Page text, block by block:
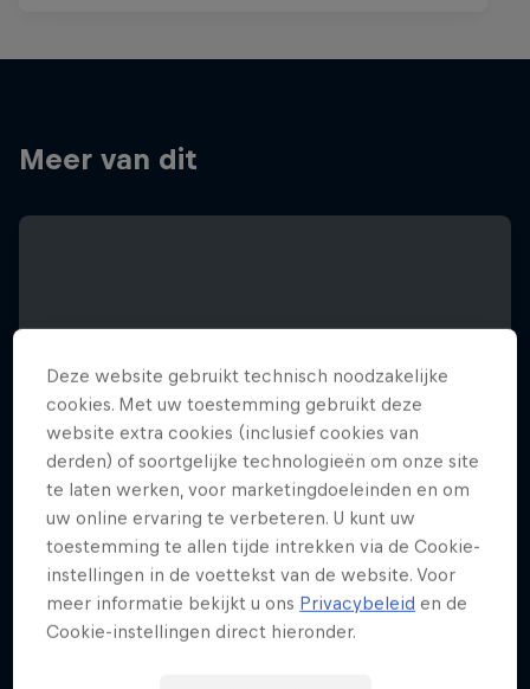
Meer van dit
Red Bull Symphonic
Deze website gebruikt technisch noodzakelijke
cookies. Met uw toestemming gebruikt deze
website extra cookies (inclusief cookies van
derden) of soortgelijke technologieën om onze site
te laten werken, voor marketingdoeleinden en om
uw online ervaring te verbeteren. U kunt uw
toestemming te allen tijde intrekken via de Cookie-
instellingen in de voettekst van de website. Voor
meer informatie bekijkt u ons Privacybeleid en de
Cookie-instellingen direct hieronder.